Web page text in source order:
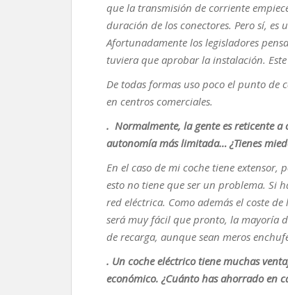
que la transmisión de corriente
duración de los conectores. Pero sí,
Afortunadamente los legisladores
tuviera que aprobar la instalación.
De todas formas uso poco el punto
en centros comerciales.
. Normalmente, la gente es reticente
autonomía más limitada… ¿Tienes
En el caso de mi coche tiene
esto no tiene que ser un problema. Si
red eléctrica. Como además el coste
será muy fácil que pronto, la mayoría
de recarga, aunque sean meros
. Un coche eléctrico tiene muchas
económico. ¿Cuánto has ahorrado en